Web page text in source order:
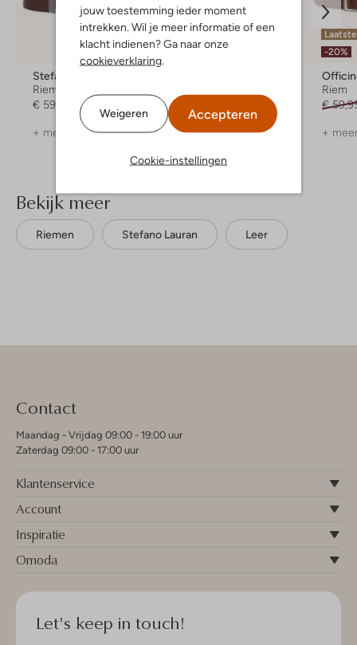
jouw toestemming ieder moment
intrekken. Wil je meer informatie of een
klacht indienen? Ga naar onze
cookieverklaring
Weigeren Accepteren
Cookie-instellingen
Stefano Lauran
Riem
€ 59,95
+ meer kleuren + meer kleuren
-20%
Riem
€
+
Bekijk meer
Riemen Stefano Lauran Leer
Contact
Maandag - Vrijdag 09:00 - 19:00 uur
Zaterdag 09:00 - 17:00 uur
Klantenservice
Account
Inspiratie
Omoda
Let's keep in touch!